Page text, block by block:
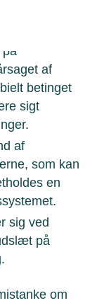
på
af
betinget
sigt
af
som kan
en
sig ved
på
om